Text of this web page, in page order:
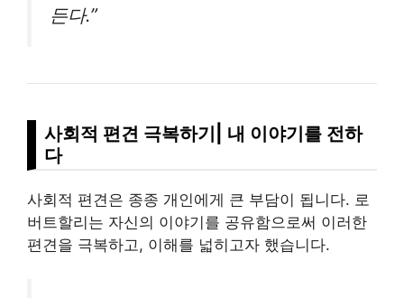
든다.”
사회적 편견 극복하기| 내 이야기를 전하
다
사회적 편견은 종종 개인에게 큰 부담이 됩니다. 로
버트할리는 자신의 이야기를 공유함으로써 이러한
편견을 극복하고, 이해를 넓히고자 했습니다.